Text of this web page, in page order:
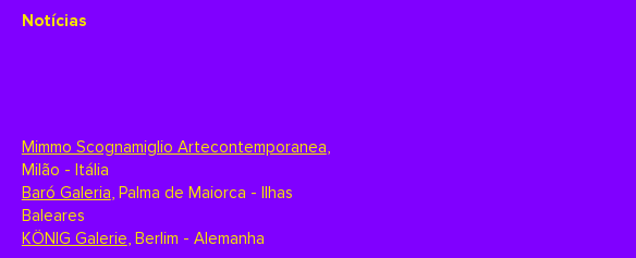
Notícias
Mimmo Scognamiglio Artecontemporanea,
Milão - Itália
Baró Galeria, Palma de Maiorca - Ilhas
Baleares
KÖNIG Galerie, Berlim - Alemanha